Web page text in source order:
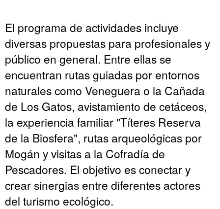
El programa de actividades incluye
diversas propuestas para profesionales y
público en general. Entre ellas se
encuentran rutas guiadas por entornos
naturales como Veneguera o la Cañada
de Los Gatos, avistamiento de cetáceos,
la experiencia familiar "Títeres Reserva
de la Biosfera", rutas arqueológicas por
Mogán y visitas a la Cofradía de
Pescadores. El objetivo es conectar y
crear sinergias entre diferentes actores
del turismo ecológico.